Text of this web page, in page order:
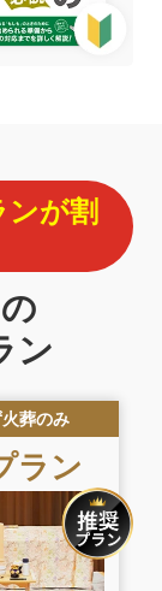
が割
ン
葬のみ
ラン